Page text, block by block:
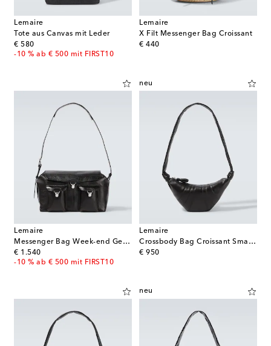
Lemaire
Tote aus Canvas mit Leder
€ 580
original price
-10 % ab € 500 mit FIRST10
Lemaire
X Filt Messenger Bag Croissant
€ 440
original price
Lemaire
Messenger Bag Week-end Gear aus Leder
€ 1.540
original price
-10 % ab € 500 mit FIRST10
neu
Lemaire
Crossbody Bag Croissant Small aus Leder
€ 950
original price
neu